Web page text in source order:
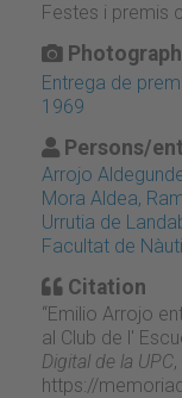
Festes i premis
Entrega de
1969
Persons/
Arrojo
Mora Aldea,
Urrutia de
Facultat de
Citation
“Emilio Arrojo
al Club de l'
Digital de la UPC
https://